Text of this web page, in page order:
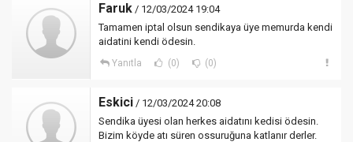
Faruk / 12/03/2024 19:04
Tamamen iptal olsun sendikaya üye memurda kendi
aidatini kendi ödesin.
Yanıtla (0) (0)
Eskici / 12/03/2024 20:08
Sendika üyesi olan herkes aidatını kedisi ödesin.
Bizim köyde atı süren ossuruğuna katlanır derler.